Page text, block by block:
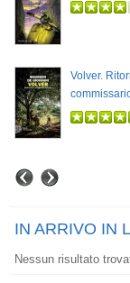
Volver.
IN ARRIVO IN
Nessun risultato